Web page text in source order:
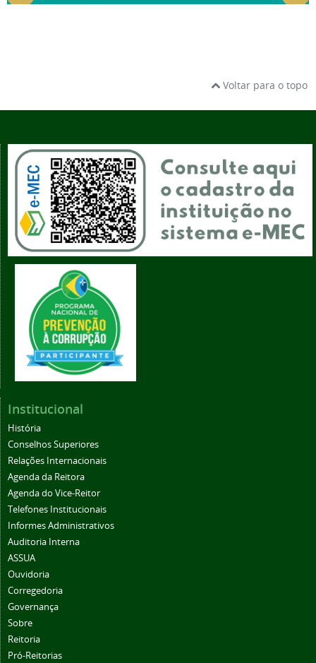
Voltar para o topo
Institucional
História
Conselhos Superiores
Relações Internacionais
Agenda da Reitora
Agenda do Vice-Reitor
Telefones Institucionais
Informes Administrativos
Auditoria Interna
ASSUA
Ouvidoria
Corregedoria
Governança
Sobre
Reitoria
Pró-Reitorias